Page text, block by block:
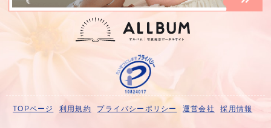
TOPページ 利用規約 プライバシーポリシー 運営会社 採用情報